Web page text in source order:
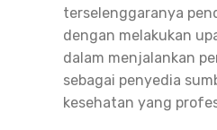
terselenggaranya
dengan melakukan
dalam menjalankan
sebagai penyedia
kesehatan yang